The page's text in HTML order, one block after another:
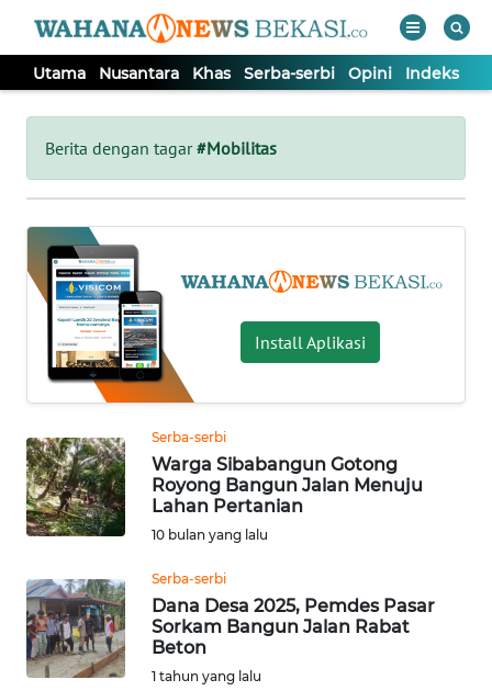
Utama Nusantara Khas Serba-serbi Opini Indeks
Berita dengan tagar#Mobilitas
Install Aplikasi
Serba-serbi
Warga Sibabangun Gotong
Royong Bangun Jalan Menuju
Lahan Pertanian
10 bulan yang lalu
Serba-serbi
Dana Desa 2025, Pemdes Pasar
Sorkam Bangun Jalan Rabat
Beton
1 tahun yang lalu
Tutup
UTAMA
NUSANTARA
KHAS
SERBA-
SERBI
OPINI
Informasi
INDEKS
BERITA
KONTAK
KAMI